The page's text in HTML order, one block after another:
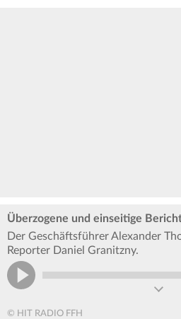
Überzogene und einseitige
Der Geschäftsführer Alexander
Reporter Daniel Granitzny.
© HIT RADIO FFH